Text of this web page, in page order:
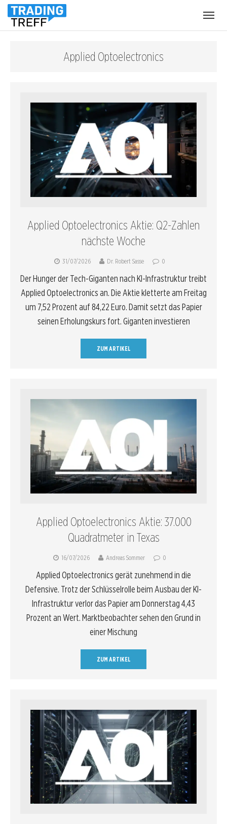
Applied Optoelectronics
Applied Optoelectronics Aktie: Q2-Zahlen
nächste Woche
31/07/2026 Dr. Robert Sasse 0
Der Hunger der Tech-Giganten nach KI-Infrastruktur treibt
Applied Optoelectronics an. Die Aktie kletterte am Freitag
um 7,52 Prozent auf 84,22 Euro. Damit setzt das Papier
seinen Erholungskurs fort. Giganten investieren
ZUM ARTIKEL
Applied Optoelectronics Aktie: 37.000
Quadratmeter in Texas
16/07/2026 Andreas Sommer 0
Applied Optoelectronics gerät zunehmend in die
Defensive. Trotz der Schlüsselrolle beim Ausbau der KI-
Infrastruktur verlor das Papier am Donnerstag 4,43
Prozent an Wert. Marktbeobachter sehen den Grund in
einer Mischung
ZUM ARTIKEL